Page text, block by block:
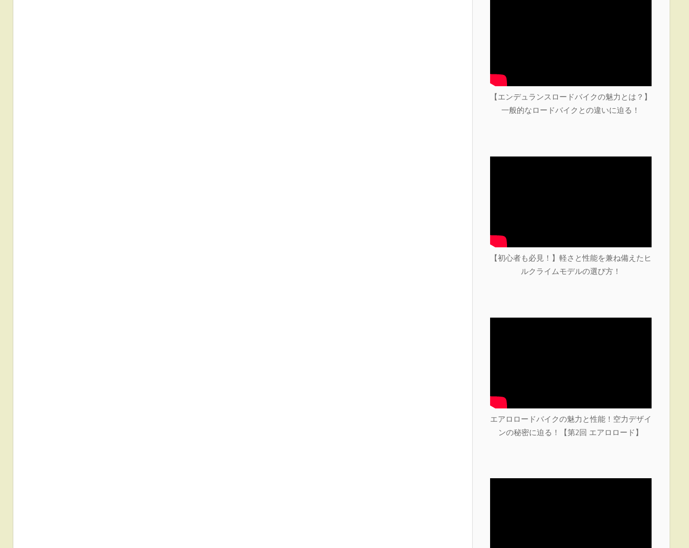
【エンデュランスロードバイクの魅力とは？】
一般的なロードバイクとの違いに迫る！
【初心者も必見！】軽さと性能を兼ね備えたヒ
ルクライムモデルの選び方！
エアロロードバイクの魅力と性能！空力デザイ
ンの秘密に迫る！【第2回 エアロロード】